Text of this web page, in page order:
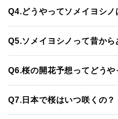
Q4.どうやってソメイヨシノ
Q5.ソメイヨシノって昔から
Q6.桜の開花予想ってどうや
Q7. 日本で桜はいつ咲くの？